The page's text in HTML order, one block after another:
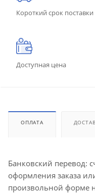
Короткий срок поставки
Доступная цена
ОПЛАТА
Банковский перевод:
оформления заказа
произвольной форме